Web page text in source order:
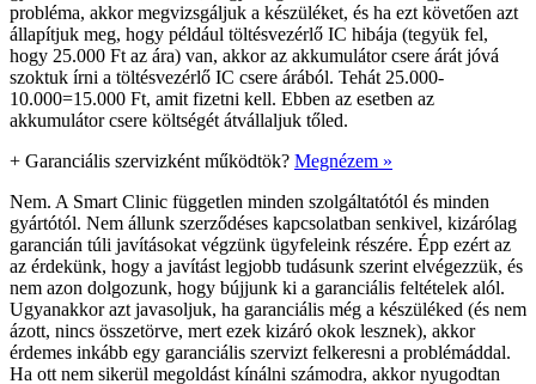
probléma, akkor megvizsgáljuk a készüléket, és ha ezt követően azt
állapítjuk meg, hogy például töltésvezérlő IC hibája (tegyük fel,
hogy 25.000 Ft az ára) van, akkor az akkumulátor csere árát jóvá
szoktuk írni a töltésvezérlő IC csere árából. Tehát 25.000-
10.000=15.000 Ft, amit fizetni kell. Ebben az esetben az
akkumulátor csere költségét átvállaljuk tőled.
+ Garanciális szervizként működtök? Megnézem »
Nem. A Smart Clinic független minden szolgáltatótól és minden
gyártótól. Nem állunk szerződéses kapcsolatban senkivel, kizárólag
garancián túli javításokat végzünk ügyfeleink részére. Épp ezért az
az érdekünk, hogy a javítást legjobb tudásunk szerint elvégezzük, és
nem azon dolgozunk, hogy bújjunk ki a garanciális feltételek alól.
Ugyanakkor azt javasoljuk, ha garanciális még a készüléked (és nem
ázott, nincs összetörve, mert ezek kizáró okok lesznek), akkor
érdemes inkább egy garanciális szervizt felkeresni a problémáddal.
Ha ott nem sikerül megoldást kínálni számodra, akkor nyugodtan